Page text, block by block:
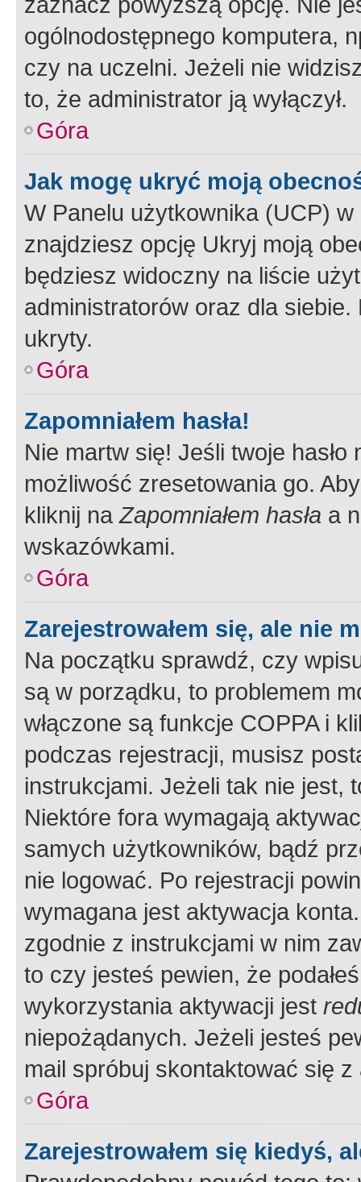
ogólnodostępnego komputera,
czy na uczelni. Jeżeli nie
to, że administrator ją wyłączył.
Góra
Jak mogę ukryć moją
W Panelu użytkownika (UCP) w
znajdziesz opcję Ukryj moją
będziesz widoczny na liście
administratorów oraz dla
ukryty.
Góra
Zapomniałem hasła!
Nie martw się! Jeśli twoje
możliwość zresetowania go.
kliknij naZapomniałem hasła a
wskazówkami.
Góra
Zarejestrowałem się, ale nie
Na początku sprawdź, czy
są w porządku, to problemem
włączone są funkcje COPPA i
podczas rejestracji, musisz
instrukcjami. Jeżeli tak nie jest,
Niektóre fora wymagają
samych użytkowników, bądź
nie logować. Po rejestracji
wymagana jest aktywacja
zgodnie z instrukcjami w nim
to czy jesteś pewien, że
wykorzystania aktywacji jest
niepożądanych. Jeżeli jesteś
mail spróbuj skontaktować się
Góra
Zarejestrowałem się kiedyś,